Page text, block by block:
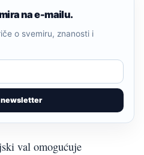
na e-mailu.
o svemiru, znanosti i
val omogućuje